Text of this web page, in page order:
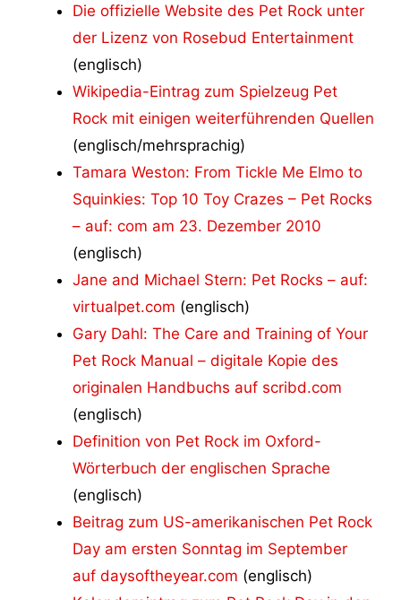
Die offizielle Website des Pet Rock unter
der Lizenz von Rosebud Entertainment
(englisch)
Wikipedia-Eintrag zum Spielzeug Pet
Rock mit einigen weiterführenden Quellen
(englisch/mehrsprachig)
Tamara Weston: From Tickle Me Elmo to
Squinkies: Top 10 Toy Crazes – Pet Rocks
– auf: com am 23. Dezember 2010
(englisch)
Jane and Michael Stern: Pet Rocks – auf:
virtualpet.com (englisch)
Gary Dahl: The Care and Training of Your
Pet Rock Manual – digitale Kopie des
originalen Handbuchs auf scribd.com
(englisch)
Definition von Pet Rock im Oxford-
Wörterbuch der englischen Sprache
(englisch)
Beitrag zum US-amerikanischen Pet Rock
Day am ersten Sonntag im September
auf daysoftheyear.com (englisch)